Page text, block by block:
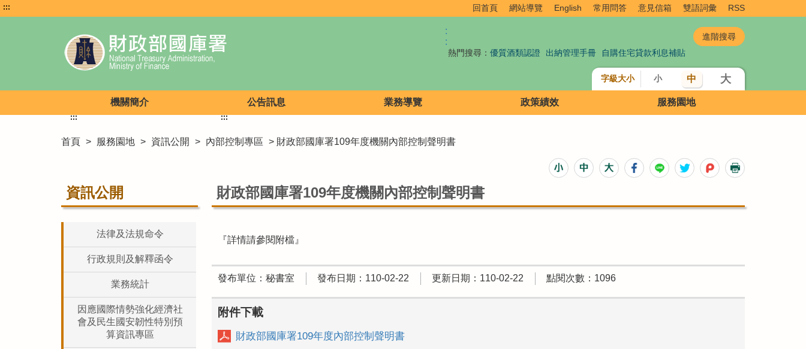
::: 回首頁 網站導覽 English 常用問答 意見信箱 雙語詞彙 RSS
:
:
熱門搜尋： 優質酒類認證 出納管理手冊 自購住宅貸款利息補貼
字級大小 小 中 大
機關簡介 公告訊息 業務導覽 政策績效 服務園地
首頁 > 服務園地 > 資訊公開 > 內部控制專區 > 財政部國庫署109年度機關內部控制聲明書
:::
資訊公開
法律及法規命令
行政規則及解釋函令
業務統計
因應國際情勢強化經濟社
會及民生國安韌性特別預
算資訊專區
:::
財政部國庫署109年度機關內部控制聲明書
『詳情請參閱附檔』
發布單位：秘書室 發布日期：110-02-22 更新日期：110-02-22 點閱次數：1096
附件下載
財政部國庫署109年度內部控制聲明書